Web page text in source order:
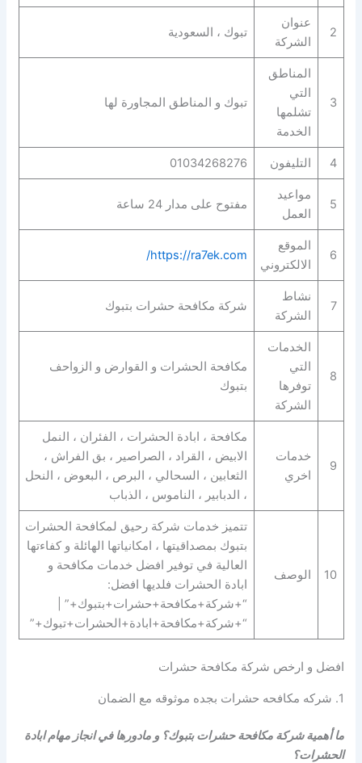
2
عنوان
الشركة
تبوك ، السعودية
3
المناطق
التي
تشلمها
الخدمة
تبوك و المناطق المجاورة لها
4 التليفون 01034268276
5
مواعيد
العمل
مفتوح على مدار 24 ساعة
6
الموقع
الالكتروني
https://ra7ek.com/
7
نشاط
الشركة
شركة مكافحة حشرات بتبوك
8
الخدمات
التي
توفرها
الشركة
مكافحة الحشرات و القوارض و الزواحف
بتبوك
9
خدمات
اخري
مكافحة ، ابادة الحشرات ، الفئران ، النمل
الابيض ، القراد ، الصراصير ، بق الفراش ،
الثعابين ، السحالي ، البرص ، البعوض ، النحل
، الدبابير ، الناموس ، الذباب
10 الوصف
تتميز خدمات شركة رحيق لمكافحة الحشرات
بتبوك بمصداقيتها ، امكانياتها الهائلة و كفاءتها
العالية في توفير افضل خدمات مكافحة و
ابادة الحشرات فلديها افضل:
“+شركة+مكافحة+حشرات+بتبوك+” |
“+شركة+مكافحة+ابادة+الحشرات+تبوك+”
افضل و ارخص شركة مكافحة حشرات
1. شركه مكافحه حشرات بجده موثوقه مع الضمان
ما أهمية شركة مكافحة حشرات بتبوك؟ و مادورها في انجاز مهام ابادة
الحشرات؟